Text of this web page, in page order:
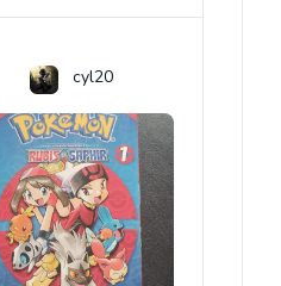
cyl20